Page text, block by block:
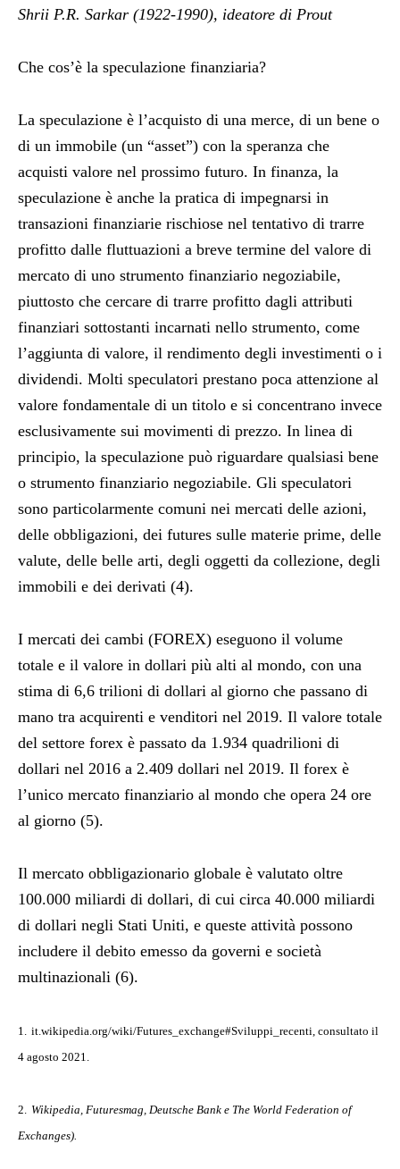
Shrii P.R. Sarkar (1922-1990), ideatore di Prout
Che cos’è la speculazione finanziaria?
La speculazione è l’acquisto di una merce, di un bene o
di un immobile (un “asset”) con la speranza che
acquisti valore nel prossimo futuro. In finanza, la
speculazione è anche la pratica di impegnarsi in
transazioni finanziarie rischiose nel tentativo di trarre
profitto dalle fluttuazioni a breve termine del valore di
mercato di uno strumento finanziario negoziabile,
piuttosto che cercare di trarre profitto dagli attributi
finanziari sottostanti incarnati nello strumento, come
l’aggiunta di valore, il rendimento degli investimenti o i
dividendi. Molti speculatori prestano poca attenzione al
valore fondamentale di un titolo e si concentrano invece
esclusivamente sui movimenti di prezzo. In linea di
principio, la speculazione può riguardare qualsiasi bene
o strumento finanziario negoziabile. Gli speculatori
sono particolarmente comuni nei mercati delle azioni,
delle obbligazioni, dei futures sulle materie prime, delle
valute, delle belle arti, degli oggetti da collezione, degli
immobili e dei derivati (4).
I mercati dei cambi (FOREX) eseguono il volume
totale e il valore in dollari più alti al mondo, con una
stima di 6,6 trilioni di dollari al giorno che passano di
mano tra acquirenti e venditori nel 2019. Il valore totale
del settore forex è passato da 1.934 quadrilioni di
dollari nel 2016 a 2.409 dollari nel 2019. Il forex è
l’unico mercato finanziario al mondo che opera 24 ore
al giorno (5).
Il mercato obbligazionario globale è valutato oltre
100.000 miliardi di dollari, di cui circa 40.000 miliardi
di dollari negli Stati Uniti, e queste attività possono
includere il debito emesso da governi e società
multinazionali (6).
1. it.wikipedia.org/wiki/Futures_exchange#Sviluppi_recenti, consultato il
4 agosto 2021.
2. Wikipedia, Futuresmag, Deutsche Bank e The World Federation of
Exchanges).